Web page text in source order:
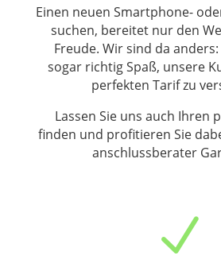
Einen neuen Smartphone-
suchen, bereitet nur den
Freude. Wir sind da
sogar richtig Spaß, unsere
perfekten Tarif zu
Lassen Sie uns auch Ihren
finden und profitieren Sie
anschlussberater
N